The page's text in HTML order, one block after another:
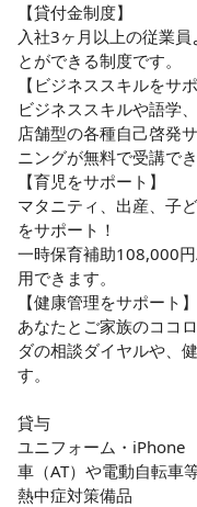
【貸付金制度】
入社3ヶ月以上の従業
とができる制度です。
【ビジネススキルをサポ
ビジネススキルや語学
店舗型の各種自己啓発
ニングが無料で受講でき
【育児をサポート】
マタニティ、出産、子
をサポート！
一時保育補助108,000
用できます。
【健康管理をサポート】
あなたとご家族のココ
ダの相談ダイヤルや、
す。
貸与
ユニフォーム・iPhone
車（AT）や電動自転車
熱中症対策備品